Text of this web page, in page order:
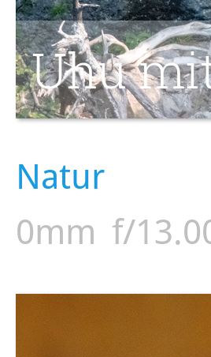
Uhu
Natur
0mm f/